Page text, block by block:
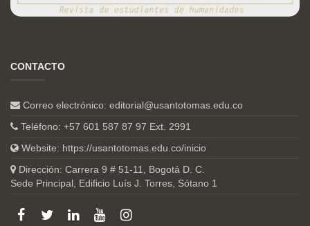
CONTACTO
Correo electrónico: editorial@usantotomas.edu.co
Teléfono: +57 601 587 87 97 Ext. 2991
Website: https://usantotomas.edu.co/inicio
Dirección: Carrera 9 # 51-11, Bogotá D. C.
Sede Principal, Edificio Luís J. Torres, Sótano 1